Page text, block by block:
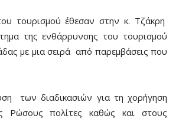
τουρισμού έθεσαν στην κ. Τζάκρη
της ενθάρρυνσης του τουρισμού
με μια σειρά από παρεμβάσεις που
των διαδικασιών για τη χορήγηση
Ρώσους πολίτες καθώς και στους